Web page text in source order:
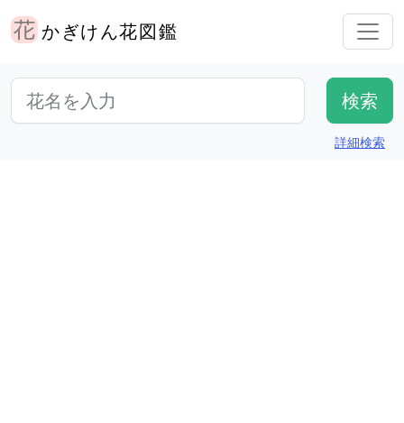
かぎけん花図鑑
詳細検索